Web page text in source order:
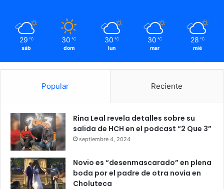
29 ℃
sáb
30 ℃
dom
30 ℃
lun
30 ℃
mar
28 ℃
mié
Popular Reciente
Rina Leal revela detalles sobre su
salida de HCH en el podcast “2 Que 3”
septiembre 4, 2024
Novio es “desenmascarado” en plena
boda por el padre de otra novia en
Choluteca